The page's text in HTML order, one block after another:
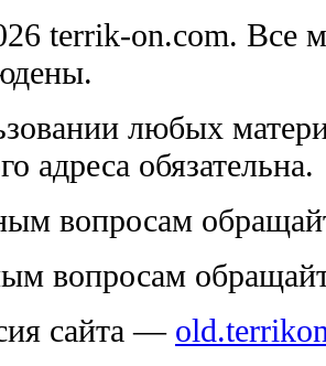
terrik-on.com. Все
любых
адреса обязательна.
вопросам
вопросам
сайта —